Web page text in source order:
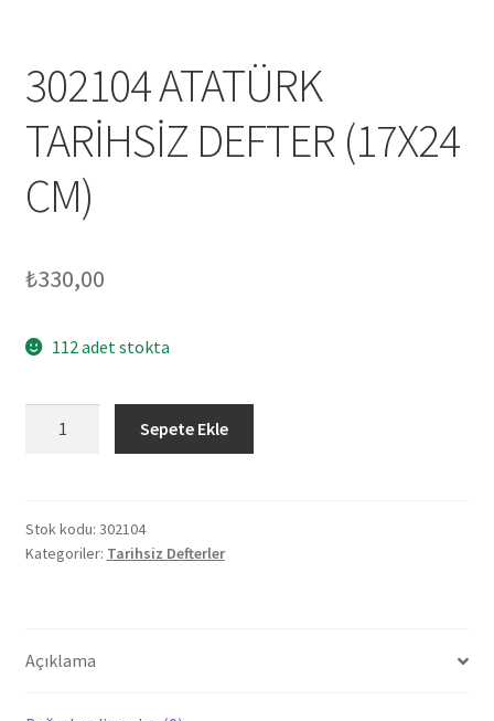
302104 ATATÜRK
TARİHSİZ DEFTER (17X24
CM)
₺330,00
112 adet stokta
(17X24
CM)
Sepete Ekle
Stok kodu: 302104
Kategoriler: Tarihsiz Defterler
Açıklama